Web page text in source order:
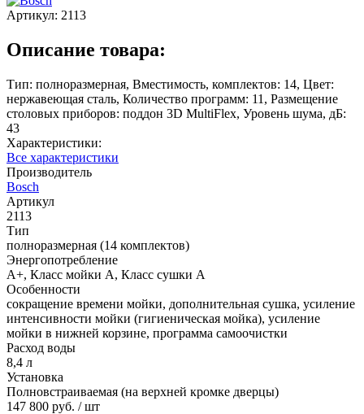
Артикул: 2113
Описание товара:
Тип: полноразмерная, Вместимость, комплектов: 14, Цвет:
нержавеющая сталь, Количество программ: 11, Размещение
столовых приборов: поддон 3D MultiFlex, Уровень шума, дБ:
43
Характеристики:
Все характеристики
Производитель
Bosch
Артикул
2113
Тип
полноразмерная (14 комплектов)
Энергопотребление
A+, Класс мойки A, Класс сушки A
Особенности
сокращение времени мойки, дополнительная сушка, усиление
интенсивности мойки (гигиеническая мойка), усиление
мойки в нижней корзине, программа самоочистки
Расход воды
8,4 л
Установка
Полновстраиваемая (на верхней кромке дверцы)
147 800 руб. / шт